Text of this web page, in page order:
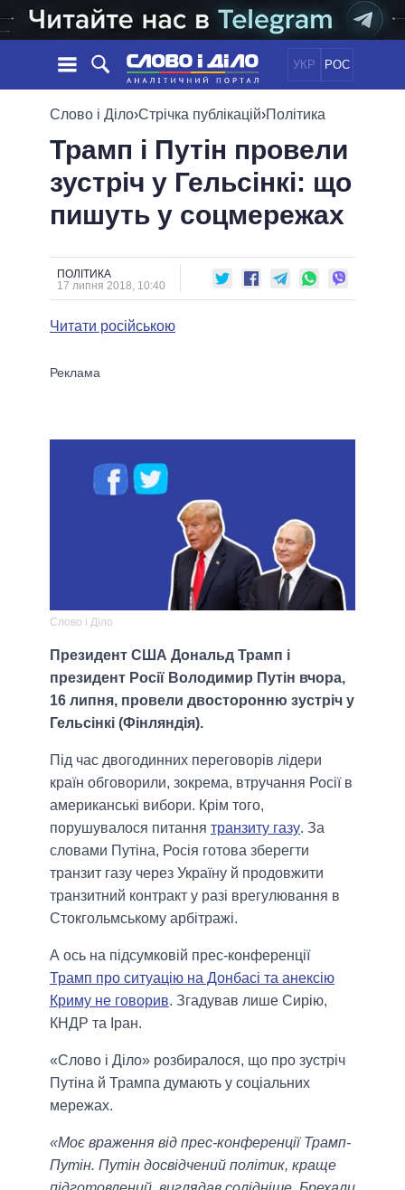
УКР РОС
НОВИНИ
СТРІЧКА
ПОДІЇ
СТАТТІ
ДУМКИ
ОГЛЯДИ
ДАЙДЖЕСТИ
ПОЛІТИКА
ЕКОНОМІКА
СУСПІЛЬСТВО
СВІТ
ОБIЦЯНКИ
ПОЛIТИКИ
УСІ ПОЛІТИКИ
ПРЕЗИДЕНТ І ОФІС
ВЕРХОВНА РАДА
ІНФОГРАФІКА
ВІДЕО
Слово і Діло›Стрічка публікацій›Політика
Трамп і Путін провели
зустріч у Гельсінкі: що
пишуть у соцмережах
ПОЛІТИКА
17 липня 2018, 10:40
Читати російською
Слово і Діло
Президент США Дональд Трамп і
президент Росії Володимир Путін вчора,
16 липня, провели двосторонню зустріч у
Гельсінкі (Фінляндія).
Під час двогодинних переговорів лідери
країн обговорили, зокрема, втручання Росії в
американські вибори. Крім того,
порушувалося питання транзиту газу. За
словами Путіна, Росія готова зберегти
транзит газу через Україну й продовжити
транзитний контракт у разі врегулювання в
Стокгольмському арбітражі.
А ось на підсумковій прес-конференції
Трамп про ситуацію на Донбасі та анексію
Криму не говорив. Згадував лише Сирію,
КНДР та Іран.
«Слово і Діло» розбиралося, що про зустріч
Путіна й Трампа думають у соціальних
мережах.
«Моє враження від прес-конференції Трамп-
Путін. Путін досвідчений політик, краще